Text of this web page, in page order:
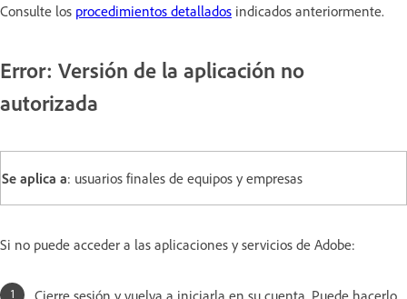
Consulte los procedimientos detallados indicados anteriormente.
Error: Versión de la aplicación no
autorizada
Se aplica a: usuarios finales de equipos y empresas
Si no puede acceder a las aplicaciones y servicios de Adobe: